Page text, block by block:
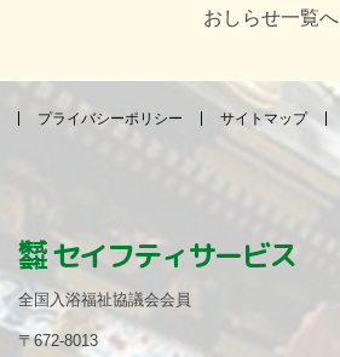
おしらせ一覧へ
プライバシーポリシー サイトマップ
㍿ セイフティサービス
全国入浴福祉協議会会員
〒672-8013